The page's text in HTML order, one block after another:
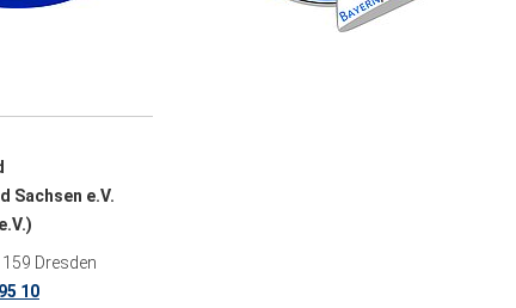
Sachsen e.V.
Dresden
10